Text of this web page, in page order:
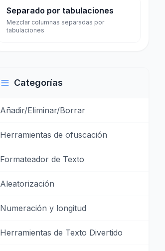
Separado por tabulaciones
Mezclar columnas separadas por
tabulaciones
Categorías
Añadir/Eliminar/Borrar
Herramientas de ofuscación
Formateador de Texto
Aleatorización
Numeración y longitud
Herramientas de Texto Divertido